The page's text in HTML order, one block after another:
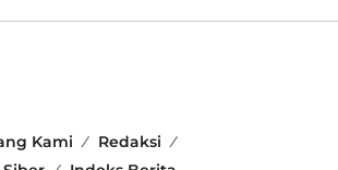
Kami
Redaksi